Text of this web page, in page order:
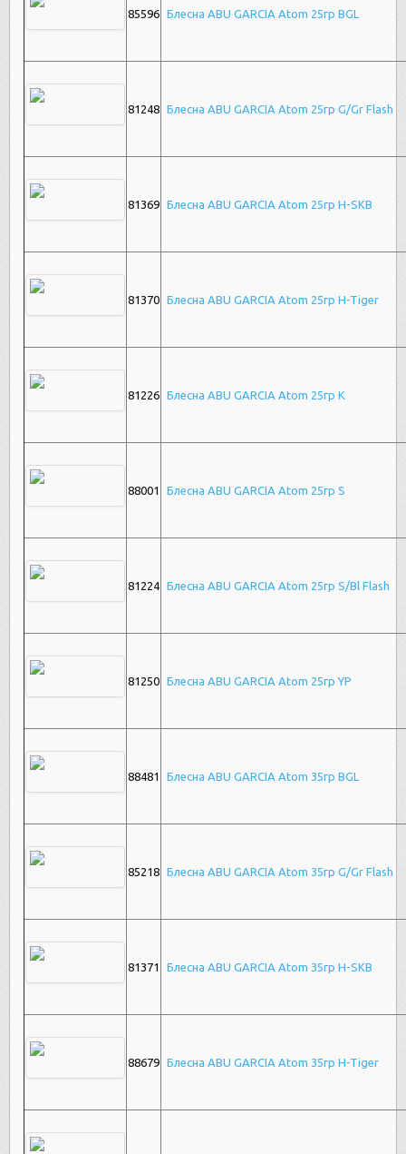
85596 Блесна ABU GARCIA Atom 25гр BGL
81248 Блесна ABU GARCIA Atom 25гр G/Gr Flash
81369 Блесна ABU GARCIA Atom 25гр H-SKB
81370 Блесна ABU GARCIA Atom 25гр H-Tiger
81226 Блесна ABU GARCIA Atom 25гр K
88001 Блесна ABU GARCIA Atom 25гр S
81224 Блесна ABU GARCIA Atom 25гр S/Bl Flash
81250 Блесна ABU GARCIA Atom 25гр YP
88481 Блесна ABU GARCIA Atom 35гр BGL
85218 Блесна ABU GARCIA Atom 35гр G/Gr Flash
81371 Блесна ABU GARCIA Atom 35гр H-SKB
88679 Блесна ABU GARCIA Atom 35гр H-Tiger